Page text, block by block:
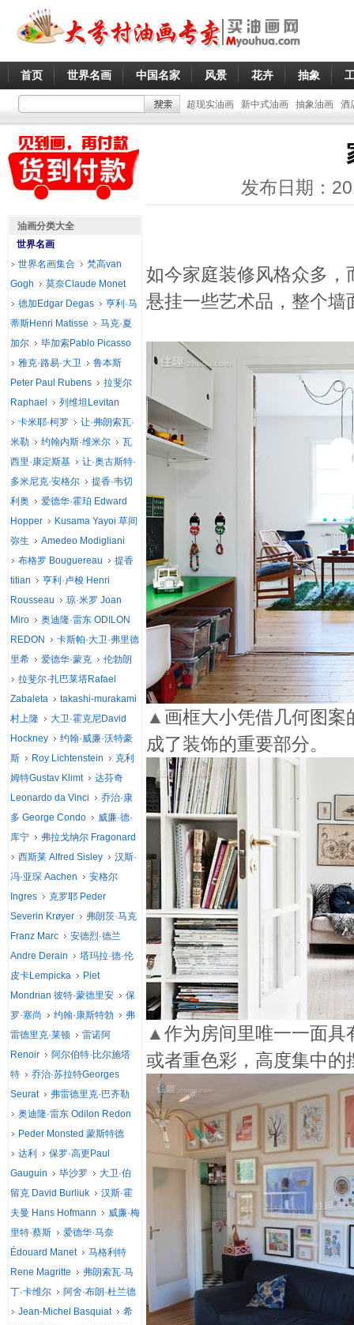
首页 世界名画 中国名家 风景 花卉 抽象
超现实油画 新中式油画 抽象油画 酒
发布日期：
如今家庭装修风格众多
悬挂一些艺术品，整个
▲ 画框大小凭借几何图
成了装饰的重要部分。
▲作为房间里唯一一面具
或者重色彩，高度集中的
油画分类大全
世界名画
世界名画集合
梵高van
Gogh
莫奈Claude Monet
德加Edgar Degas
亨利·马
蒂斯Henri Matisse
马克·夏
加尔
毕加索Pablo Picasso
雅克·路易·大卫
鲁本斯
Peter Paul Rubens
拉斐尔
Raphael
列维坦Levitan
卡米耶·柯罗
让·弗朗索瓦·
米勒
约翰内斯·维米尔
瓦
西里·康定斯基
让·奥古斯特·
多米尼克·安格尔
提香·韦切
利奥
爱德华·霍珀 Edward
Hopper
Kusama Yayoi 草间
弥生
Amedeo Modigliani
布格罗 Bouguereau
提香
titian
亨利·卢梭 Henri
Rousseau
琼·米罗 Joan
Miro
奥迪隆·雷东 ODILON
REDON
卡斯帕·大卫·弗里德
里希
爱德华·蒙克
伦勃朗
拉斐尔·扎巴莱塔Rafael
Zabaleta
takashi-murakami
村上隆
大卫·霍克尼David
Hockney
约翰·威廉·沃特豪
斯
Roy Lichtenstein
克利
姆特Gustav Klimt
达芬奇
Leonardo da Vinci
乔治·康
多 George Condo
威廉·德·
库宁
弗拉戈纳尔 Fragonard
西斯莱 Alfred Sisley
汉斯·
冯·亚琛 Aachen
安格尔
Ingres
克罗耶 Peder
Severin Krøyer
弗朗茨·马克
Franz Marc
安德烈·德兰
Andre Derain
塔玛拉·德·伦
皮卡Lempicka
Piet
Mondrian 彼特·蒙德里安
保
罗·塞尚
约翰·康斯特勃
弗
雷德里克·莱顿
雷诺阿
Renoir
阿尔伯特·比尔施塔
特
乔治·苏拉特Georges
Seurat
弗雷德里克·巴齐勒
奥迪隆·雷东 Odilon Redon
Peder Monsted 蒙斯特德
达利
保罗·高更Paul
Gauguin
毕沙罗
大卫·伯
留克 David Burliuk
汉斯·霍
夫曼 Hans Hofmann
威廉·梅
里特·蔡斯
爱德华·马奈
Édouard Manet
马格利特
Rene Magritte
弗朗索瓦·马
丁·卡维尔
阿舍·布朗·杜兰德
Jean-Michel Basquiat
希